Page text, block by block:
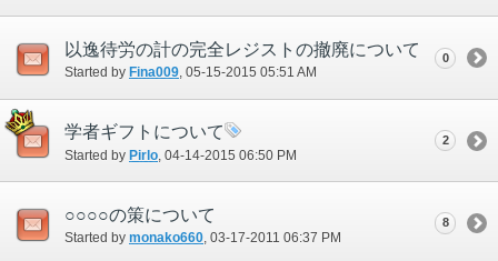
以逸待労の計の完全レジストの撤廃について
Started by Fina009‎, 05-15-2015 05:51 AM
0
学者ギフトについて
Started by Pirlo ‎, 04-14-2015 06:50 PM
2
○○○○の策について
Started by monako660‎, 03-17-2011 06:37 PM
8